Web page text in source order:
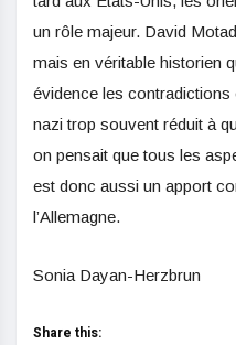
un rôle majeur. David
mais en véritable historien
évidence les contradictions
nazi trop souvent réduit à
on pensait que tous les
est donc aussi un apport
l’Allemagne.
Sonia Dayan-Herzbrun
Share this: